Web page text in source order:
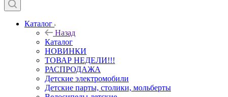
Каталог
Назад
Каталог
НОВИНКИ
ТОВАР НЕДЕЛИ!!!
РАСПРОДАЖА
Детские электромобили
Детские парты, столики, мольберты